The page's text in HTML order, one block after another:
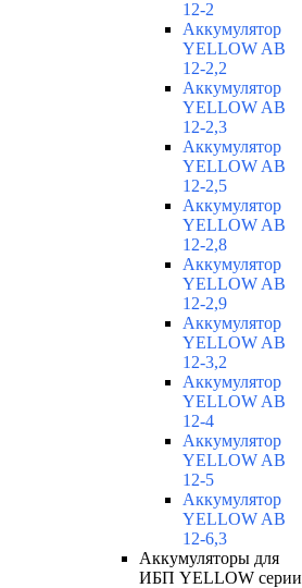
12-2
Аккумулятор
YELLOW AB
12-2,2
Аккумулятор
YELLOW AB
12-2,3
Аккумулятор
YELLOW AB
12-2,5
Аккумулятор
YELLOW AB
12-2,8
Аккумулятор
YELLOW AB
12-2,9
Аккумулятор
YELLOW AB
12-3,2
Аккумулятор
YELLOW AB
12-4
Аккумулятор
YELLOW AB
12-5
Аккумулятор
YELLOW AB
12-6,3
Аккумуляторы для
ИБП YELLOW серии